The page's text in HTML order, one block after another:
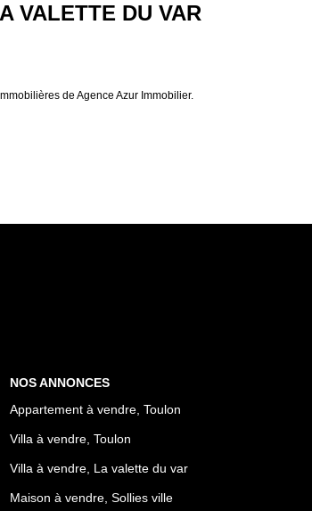
VALETTE DU VAR
de Agence Azur Immobilier.
NOS ANNONCES
Appartement à vendre, Toulon
Villa à vendre, Toulon
Villa à vendre, La valette du var
Maison à vendre, Sollies ville